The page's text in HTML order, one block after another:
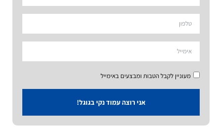
מעוניין לקבל הטבות ומבצעים באימייל
אני רוצה עמוד נקי בגוגל!